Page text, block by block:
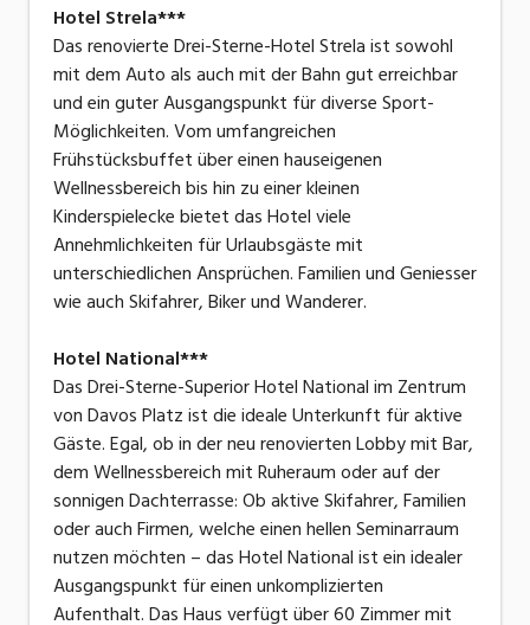
Hotel Strela***
Das renovierte Drei-Sterne-Hotel Strela ist sowohl
mit dem Auto als auch mit der Bahn gut erreichbar
und ein guter Ausgangspunkt für diverse Sport-
Möglichkeiten. Vom umfangreichen
Frühstücksbuffet über einen hauseigenen
Wellnessbereich bis hin zu einer kleinen
Kinderspielecke bietet das Hotel viele
Annehmlichkeiten für Urlaubsgäste mit
unterschiedlichen Ansprüchen. Familien und Geniesser
wie auch Skifahrer, Biker und Wanderer.
Hotel National***
Das Drei-Sterne-Superior Hotel National im Zentrum
von Davos Platz ist die ideale Unterkunft für aktive
Gäste. Egal, ob in der neu renovierten Lobby mit Bar,
dem Wellnessbereich mit Ruheraum oder auf der
sonnigen Dachterrasse: Ob aktive Skifahrer, Familien
oder auch Firmen, welche einen hellen Seminarraum
nutzen möchten – das Hotel National ist ein idealer
Ausgangspunkt für einen unkomplizierten
Aufenthalt. Das Haus verfügt über 60 Zimmer mit